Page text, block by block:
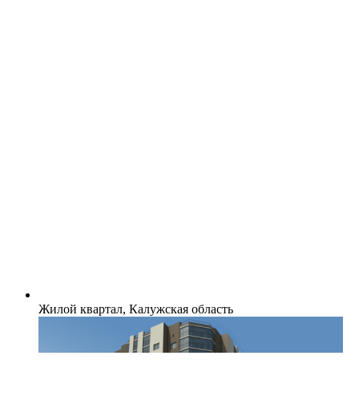
Жилой квартал, Калужская область